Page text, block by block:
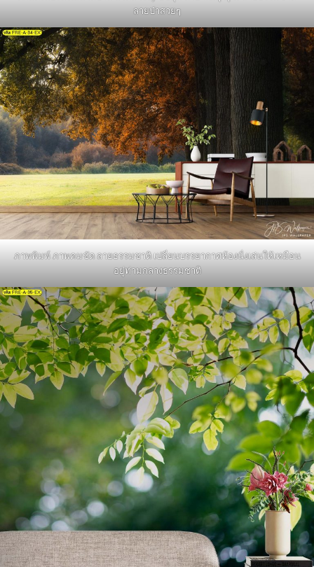
ลายป่าสวยๆ
ภาพพิมพ์ ภาพคมชัด ลายธรรมชาติ เปลี่ยนบรรยากาศห้องนั่งเล่นให้เหมือน
อยู่ท่ามกลางธรรมชาติ